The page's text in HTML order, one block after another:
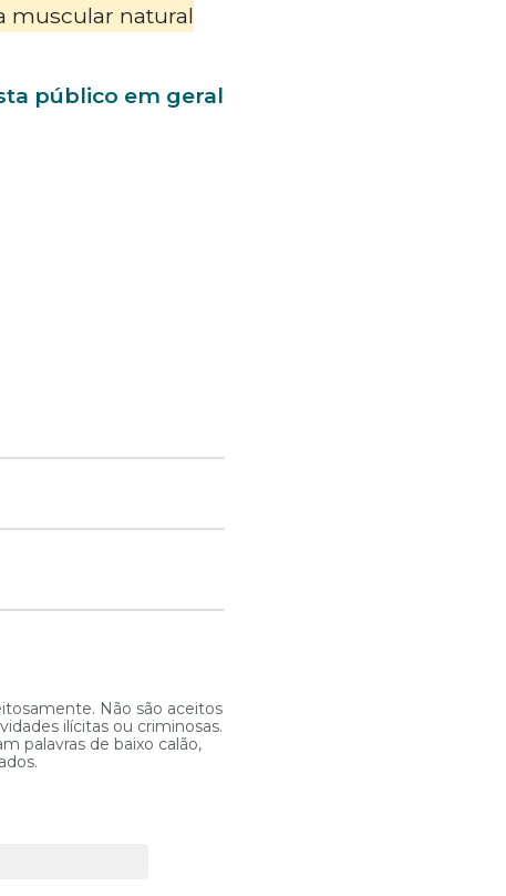
muscular natural
público em geral
Não são aceitos
ilícitas ou criminosas.
palavras de baixo calão,